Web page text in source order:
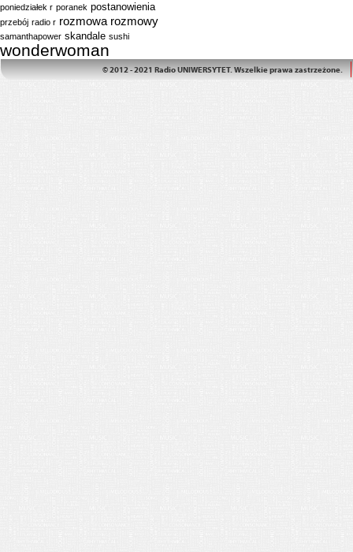
poniedziałek r poranek postanowienia
przebój radio r rozmowa rozmowy
samanthapower skandale sushi
wonderwoman
© 2012 - 2021 Radio UNIWERSYTET. Wszelkie prawa zastrzeżone.